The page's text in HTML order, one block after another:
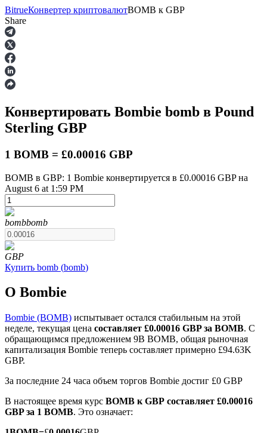
Фьючерсы
USDT-фьючерсы
обеспечения
Фьючерсы на COIN-M
TradFi
Деривативы на акции, форекс, драгоценные металлы и
BitrueКонвертер криптовалютBOMB к GBP
Share
Конвертировать Bombie bomb в Pound
Sterling GBP
1 BOMB = £0.00016 GBP
BOMB в GBP: 1 Bombie конвертируется в £0.00016 GBP на
August 6 at 1:59 PM
bombbomb
GBP
Купить bomb (bomb)
О Bombie
Bombie (BOMB) испытывает остался стабильным на этой
неделе, текущая цена составляет £0.00016 GBP за BOMB. С
обращающимся предложением 9B BOMB, общая рыночная
капитализация Bombie теперь составляет примерно £94.63K
GBP.
За последние 24 часа объем торгов Bombie достиг £0 GBP
В настоящее время курс BOMB к GBP составляет £0.00016
GBP за 1 BOMB. Это означает: